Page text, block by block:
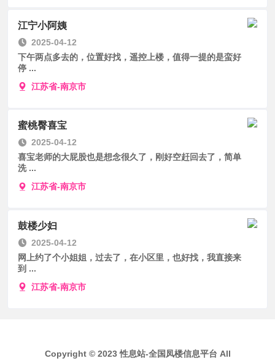
江宁小阿姨
2025-04-12
下午两点多去的，位置好找，遥控上楼，值得一提的是蛮好
停 ...
江苏省-南京市
蜜桃臀喜宝
2025-04-12
喜宝老师的大屁股也是想念很久了，刚好空赶回去了，简单
洗 ...
江苏省-南京市
鼓楼少妇
2025-04-12
网上约了个小姐姐，过去了，在小区里，也好找，我直接来
到 ...
江苏省-南京市
Copyright © 2023 性息站-全国凤楼信息平台 All